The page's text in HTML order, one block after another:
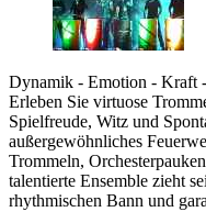
Dynamik - Emotion - Kraft
Erleben Sie virtuose
Spielfreude, Witz und
außergewöhnliches
Trommeln,
talentierte Ensemble zieht
rhythmischen Bann und